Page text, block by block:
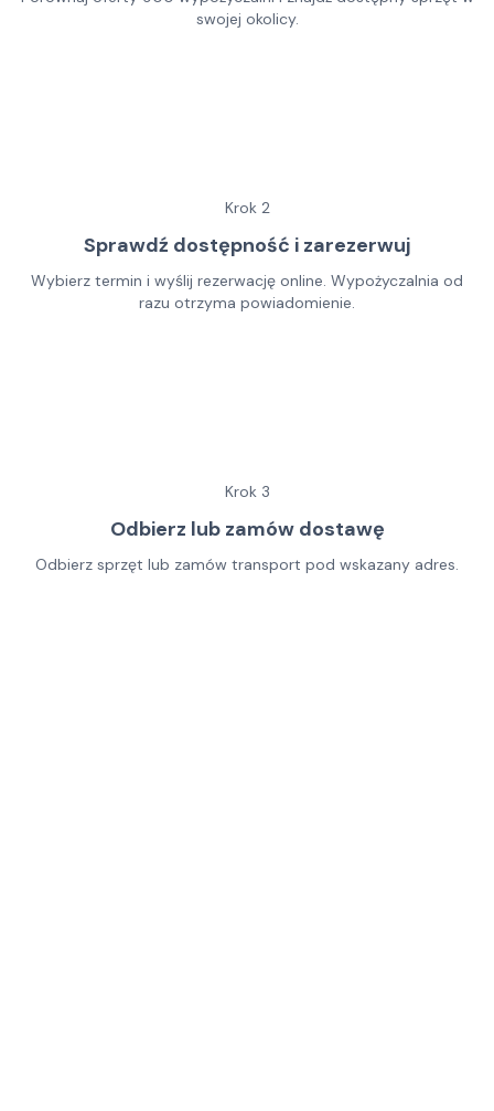
swojej okolicy.
Krok 2
Sprawdź dostępność i zarezerwuj
Wybierz termin i wyślij rezerwację online. Wypożyczalnia od
razu otrzyma powiadomienie.
Krok 3
Odbierz lub zamów dostawę
Odbierz sprzęt lub zamów transport pod wskazany adres.